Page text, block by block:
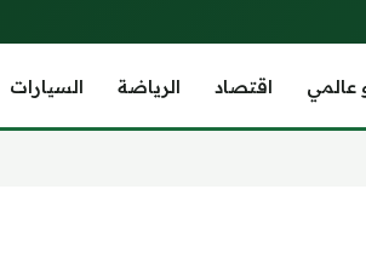
عالمي اقتصاد الرياضة السيارات